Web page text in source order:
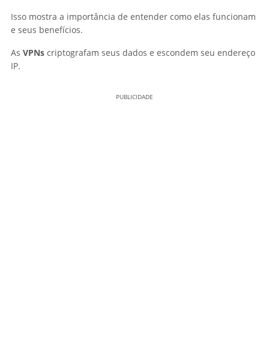
Isso mostra a importância de entender como elas funcionam
e seus benefícios.
As VPNs criptografam seus dados e escondem seu endereço
IP.
PUBLICIDADE